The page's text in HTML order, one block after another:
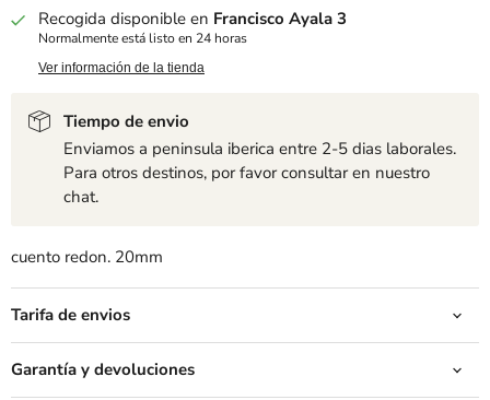
Recogida disponible en Francisco Ayala 3
Normalmente está listo en 24 horas
Ver información de la tienda
Tiempo de envio
Enviamos a peninsula iberica entre 2-5 dias laborales.
Para otros destinos, por favor consultar en nuestro
chat.
cuento redon. 20mm
Tarifa de envios
Garantía y devoluciones